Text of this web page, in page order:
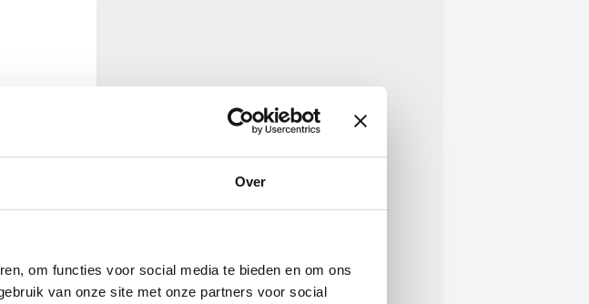
Over
om functies voor social media te bieden en om ons
van onze site met onze partners voor social